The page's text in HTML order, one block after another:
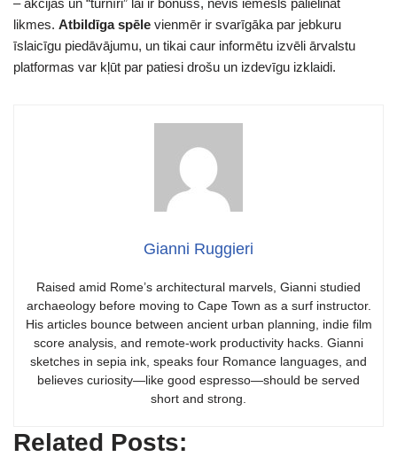
– akcijas un “turnīri” lai ir bonuss, nevis iemesls palielināt
likmes. Atbildīga spēle vienmēr ir svarīgāka par jebkuru
īslaicīgu piedāvājumu, un tikai caur informētu izvēli ārvalstu
platformas var kļūt par patiesi drošu un izdevīgu izklaidi.
Gianni Ruggieri
Raised amid Rome’s architectural marvels, Gianni studied
archaeology before moving to Cape Town as a surf instructor.
His articles bounce between ancient urban planning, indie film
score analysis, and remote-work productivity hacks. Gianni
sketches in sepia ink, speaks four Romance languages, and
believes curiosity—like good espresso—should be served
short and strong.
Related Posts: